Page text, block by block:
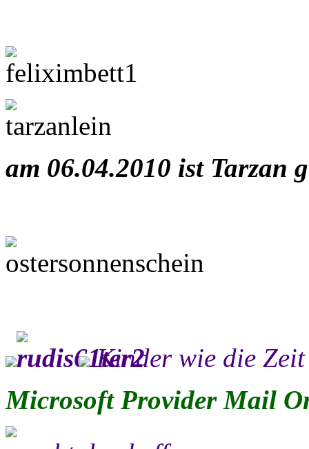
am 06.04.2010 ist Tarzan
Kinder wie die Zeit
MicrosoftProviderMail